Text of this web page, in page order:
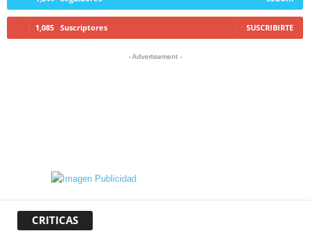
1,085 Suscriptores SUSCRIBIRTE
- Advertisement -
CRITICAS